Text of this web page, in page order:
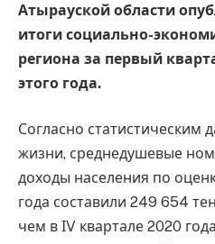
Атырауской области
итоги социально-
региона за первый
этого года.
Согласно
жизни, среднедушевые
доходы населения по
года составили 249 654
чем в ІV квартале 2020